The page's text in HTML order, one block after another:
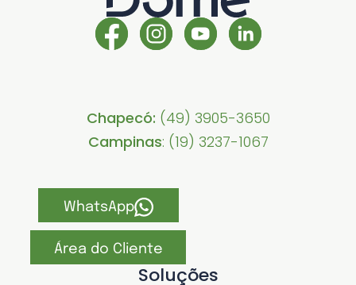
WhatsApp
Área do Cliente
Chapecó: (49) 3905-3650
Campinas: (19) 3237-1067
Soluções